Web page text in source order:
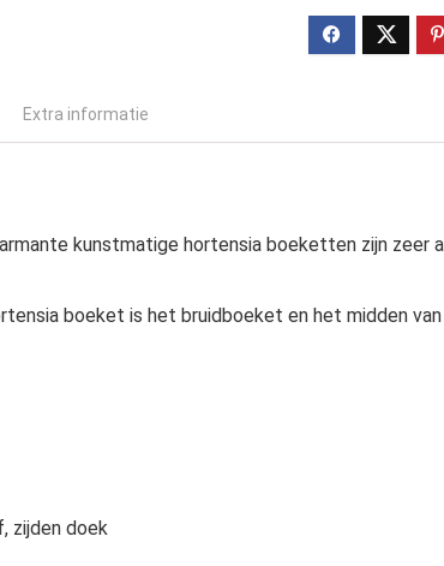
Extra informatie
kunstmatige hortensia boeketten zijn zeer
boeket is het bruidboeket en het midden
zijden doek